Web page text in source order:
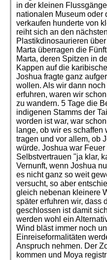
in der kleinen
nationalen Museum oder
verkaufen hunderte von
reiht sich an den
Plastikdinosaurieren
Marta überragen die
Marta, deren Spitzen in
Kappen auf die
Joshua fragte ganz
wollen. Als wir dann
erfuhren, waren wir
zu wandern. 5 Tage die
indigenen Stamms der
worden ist war, war
lange, ob wir es
tragen und vor allem, ob
würde. Joshua war
Selbstvertrauen "ja klar,
Vernunft, wenn Joshua
es nicht ganz so weit
versucht, so aber
gleich nebenan kleinere
später erfuhren wir, dass
geschlossen ist damit
werden wohl ein
Wind bläst immer noch
Einreiseformalitäten
Anspruch nehmen. Der
kommen und Moya